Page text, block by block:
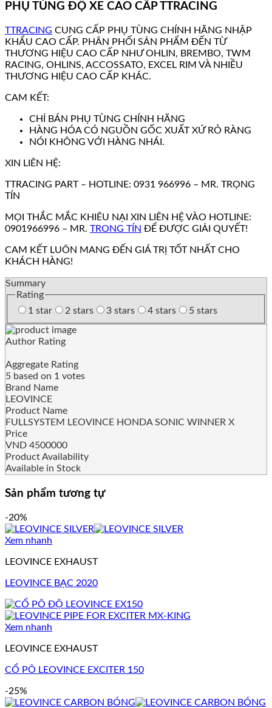
PHỤ TÙNG ĐỘ XE CAO CẤP TTRACING
TTRACING CUNG CẤP PHỤ TÙNG CHÍNH HÃNG NHẬP
KHẨU CAO CẤP. PHÂN PHỐI SẢN PHẨM ĐẾN TỪ
THƯƠNG HIỆU CAO CẤP NHƯ OHLIN, BREMBO, TWM
RACING, OHLINS, ACCOSSATO, EXCEL RIM VÀ NHIỀU
THƯƠNG HIỆU CAO CẤP KHÁC.
CAM KẾT:
CHỈ BÁN PHỤ TÙNG CHÍNH HÃNG
HÀNG HÓA CÓ NGUỒN GỐC XUẤT XỨ RỎ RÀNG
NÓI KHÔNG VỚI HÀNG NHÁI.
XIN LIÊN HỆ:
TTRACING PART – HOTLINE: 0931 966996 – MR. TRỌNG
TÍN
MỌI THẮC MẮC KHIÊU NẠI XIN LIÊN HỆ VÀO HOTLINE:
0901966996 – MR. TRONG TÍN ĐỂ ĐƯỢC GIẢI QUYẾT!
CAM KẾT LUÔN MANG ĐẾN GIÁ TRỊ TỐT NHẤT CHO
KHÁCH HÀNG!
Summary
Rating
1 star
2 stars 3 stars 4 stars 5 stars
Author Rating
Aggregate Rating
5 based on 1 votes
Brand Name
LEOVINCE
Product Name
FULLSYSTEM LEOVINCE HONDA SONIC WINNER X
Price
VND 4500000
Product Availability
Available in Stock
Sản phẩm tương tự
-20%
Xem nhanh
LEOVINCE EXHAUST
LEOVINCE BẠC 2020
Xem nhanh
LEOVINCE EXHAUST
CỔ PÔ LEOVINCE EXCITER 150
-25%